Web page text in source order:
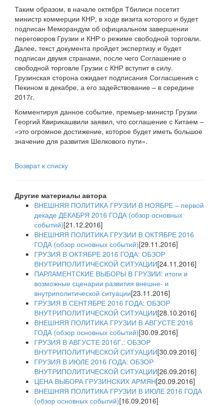
Таким образом, в начале октября Тбилиси посетит
министр коммерции КНР, в ходе визита которого и будет
подписан Меморандум об официальном завершении
переговоров Грузии и КНР о режиме свободной торговли.
Далее, текст документа пройдет экспертизу и будет
подписан двумя странами, после чего Соглашение о
свободной торговле Грузии с КНР вступит в силу.
Грузинская сторона ожидает подписания Согласшения с
Пекином в декабре, а его задействование – в середине
2017г.
Комментируя данное событие, премьер-министр Грузии
Георгий Квирикашвили заявил, что соглашение с Китаем –
«это огромное достижение, которое будет иметь большое
значение для развития Шелкового пути».
Возврат к списку
Другие материалы автора
ВНЕШНЯЯ ПОЛИТИКА ГРУЗИИ В НОЯБРЕ – первой
декаде ДЕКАБРЯ 2016 ГОДА (обзор основных
событий)[21.12.2016]
ВНЕШНЯЯ ПОЛИТИКА ГРУЗИИ В ОКТЯБРЕ 2016
ГОДА (обзор основных событий)[29.11.2016]
ГРУЗИЯ В ОКТЯБРЕ 2016 ГОДА: ОБЗОР
ВНУТРИПОЛИТИЧЕСКОЙ СИТУАЦИИ[24.11.2016]
ПАРЛАМЕНТСКИЕ ВЫБОРЫ В ГРУЗИИ: итоги и
возможные сценарии развития внешне- и
внутриполитической ситуации[23.11.2016]
ГРУЗИЯ В СЕНТЯБРЕ 2016 ГОДА: ОБЗОР
ВНУТРИПОЛИТИЧЕСКОЙ СИТУАЦИИ[28.10.2016]
ВНЕШНЯЯ ПОЛИТИКА ГРУЗИИ В АВГУСТЕ 2016
ГОДА (обзор основных событий)[30.09.2016]
ГРУЗИЯ В АВГУСТЕ 2016Г.: ОБЗОР
ВНУТРИПОЛИТИЧЕСКОЙ СИТУАЦИИ[30.09.2016]
ГРУЗИЯ В ИЮЛЕ 2016 ГОДА: ОБЗОР
ВНУТРИПОЛИТИЧЕСКОЙ СИТУАЦИИ[26.09.2016]
ЦЕНА ВЫБОРА ГРУЗИНСКИХ АРМЯН[20.09.2016]
ВНЕШНЯЯ ПОЛИТИКА ГРУЗИИ В ИЮЛЕ 2016 ГОДА
(обзор основных событий)[16.09.2016]